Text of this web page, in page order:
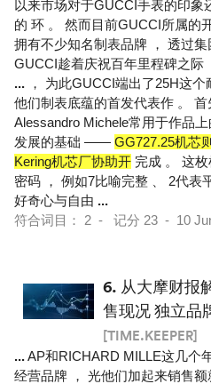
以来市场对于GUCCI手表的印象
的 环 。 然而目前GUCCI所属的
拥有不少知名制表品牌 ， 透过
GUCCI趁着庆祝百年里程碑之际
... ， 为此GUCCI端出了25H这
他们制表底蕴的首发代表作 。
Alessandro Michele常用于作品
发展的基础 —— GG727.25机芯
Kering机芯厂协助开 完成 。 这
密码 ， 例如7比喻完整 、 2代表
好奇心与自由 ...
符合词目： 2 - 记分 23 - 10
6. 从大摩财报
售现况 独立品
[TIME.KEEPER]
...AP和RICHARD MILLE这几个
经营品牌 ， 光他们加起来销售